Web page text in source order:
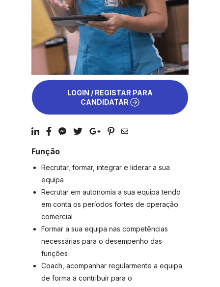
LOGIN / REGISTAR PARA
CANDIDATAR
Função
Recrutar, formar, integrar e liderar a sua
equipa
Recrutar em autonomia a sua equipa tendo
em conta os períodos fortes de operação
comercial
Formar a sua equipa nas competências
necessárias para o desempenho das
funções
Coach, acompanhar regularmente a equipa
de forma a contribuir para o